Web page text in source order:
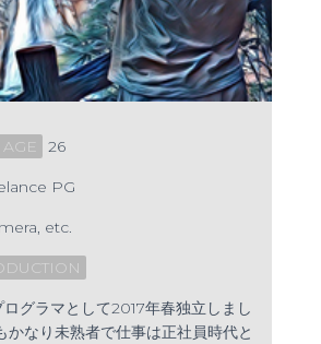
AGE 26
PG
etc.
グラマとして2017年春独立しまし
かなり未熟者で仕事は正社員時代と